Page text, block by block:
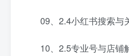
09、2.4小红书搜索与
10、2.5专业号与店铺